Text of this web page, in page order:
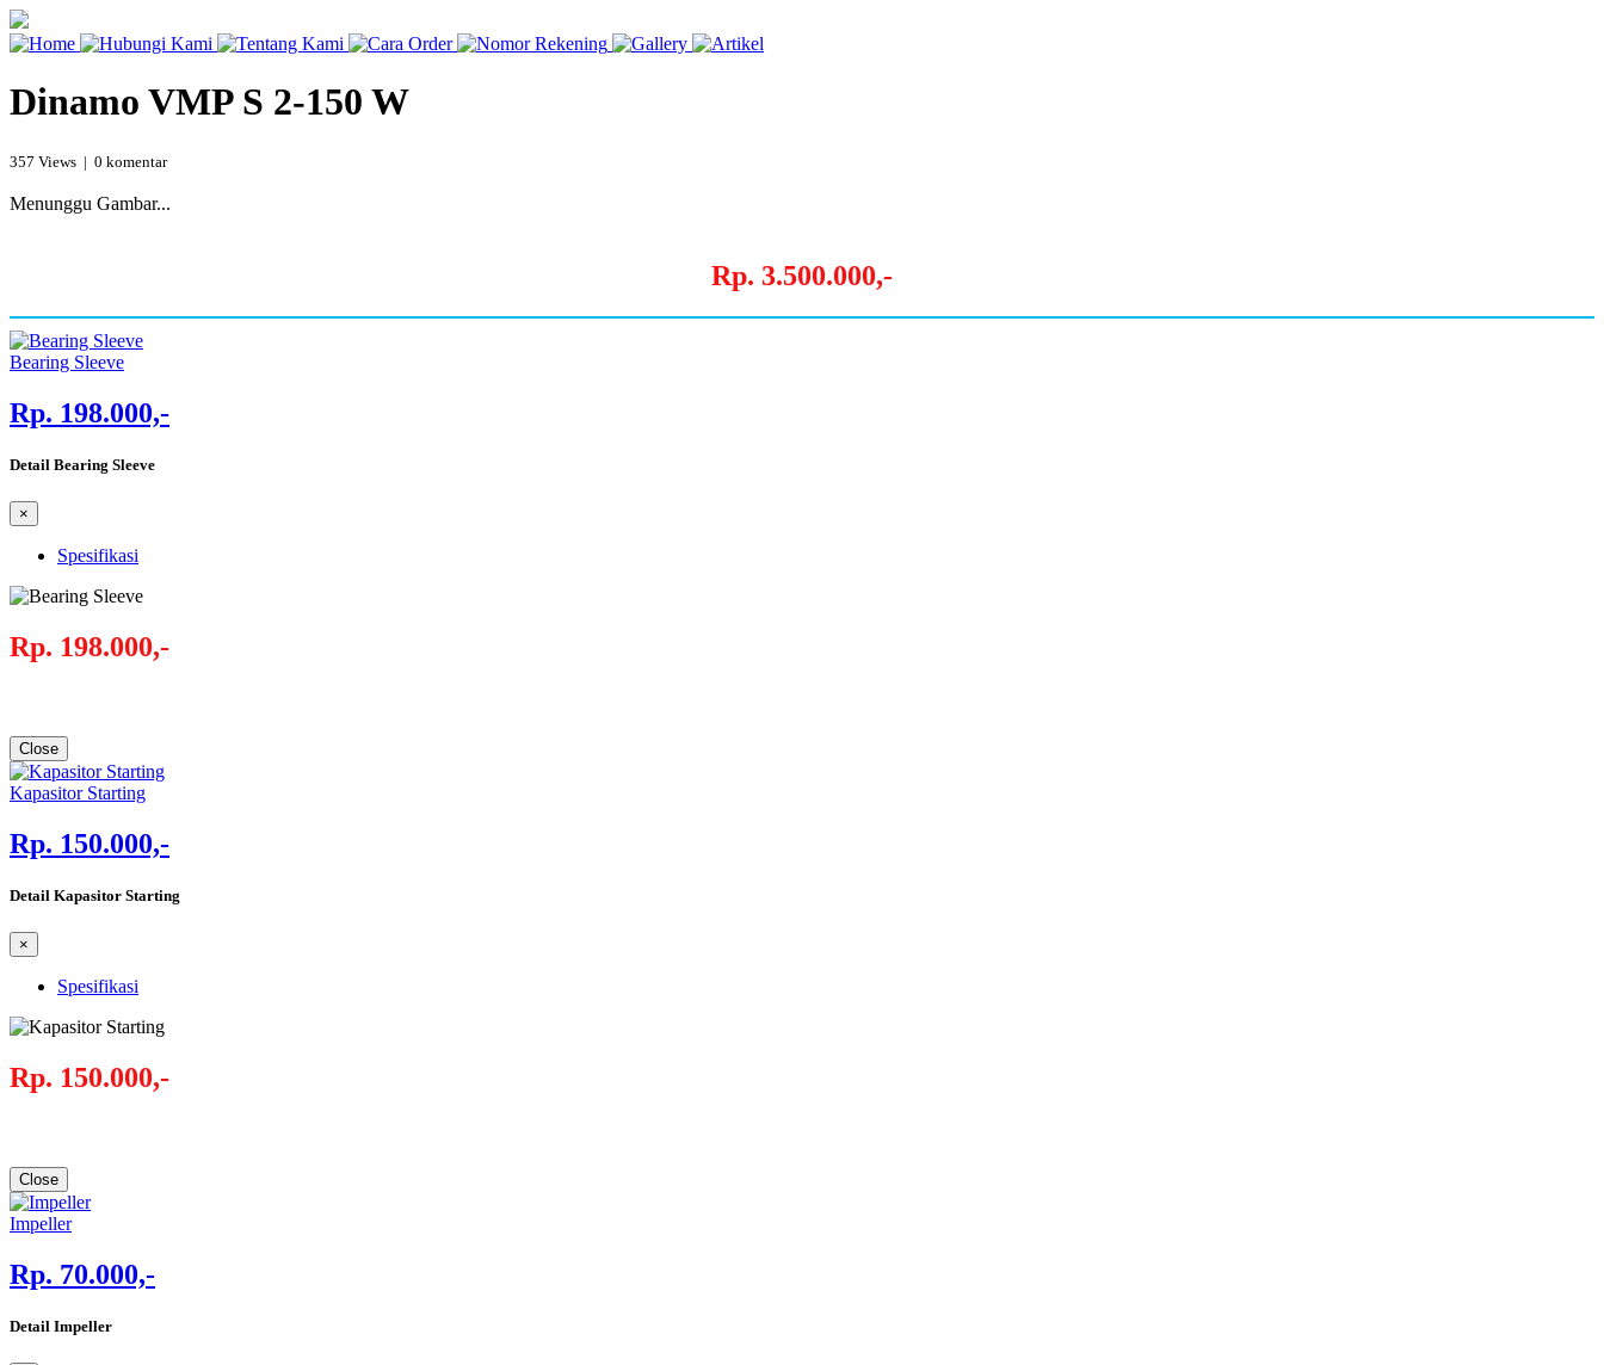
Dinamo VMP S 2-150 W
357 Views | 0 komentar
Menunggu Gambar...
Rp. 3.500.000,-
Bearing Sleeve
Rp. 198.000,-
Detail Bearing Sleeve
×
Spesifikasi
Rp. 198.000,-
Close
Kapasitor Starting
Rp. 150.000,-
Detail Kapasitor Starting
×
Spesifikasi
Rp. 150.000,-
Close
Impeller
Rp. 70.000,-
Detail Impeller